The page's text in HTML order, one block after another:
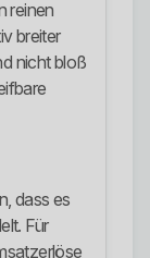
reinen
breiter
nicht bloß
dass es
Für